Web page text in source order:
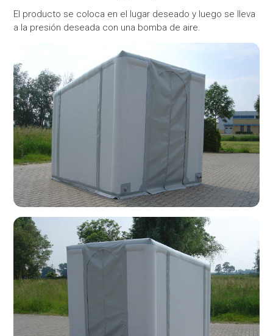
El producto se coloca en el lugar deseado y luego se lleva
a la presión deseada con una bomba de aire.